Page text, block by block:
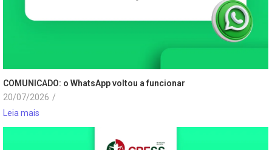
COMUNICADO: o WhatsApp voltou a funcionar
20/07/2026 /
Leia mais